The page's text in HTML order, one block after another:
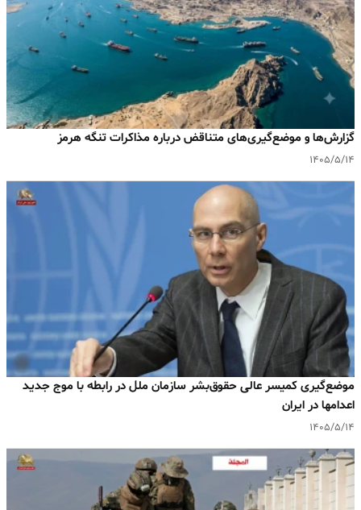
گزارش‌ها و موضع‌گیری‌های متناقض درباره مذاکرات تنگه هرمز
۱۴۰۵/۵/۱۴
موضع‌گیری کمیسر عالی حقوق‌بشر سازمان ملل در رابطه با موج جدید
اعدامها در ایران
۱۴۰۵/۵/۱۴